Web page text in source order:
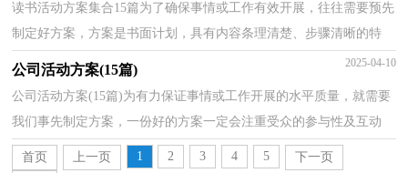
读书活动方案集合15篇为了确保事情或工作有效开展，往往需要预先
制定好方案，方案是书面计划，具有内容条理清楚、步骤清晰的特
点。那么应当如何制定方案呢？以下是小编整理的读书活...
公司活动方案(15篇) 2025-04-10
公司活动方案(15篇)为有力保证事情或工作开展的水平质量，就需要
我们事先制定方案，一份好的方案一定会注重受众的参与性及互动
性。制定方案需要注意哪些问题呢？下面是小编整理的...
首页 上一页 1 2 3 4 5
下一页